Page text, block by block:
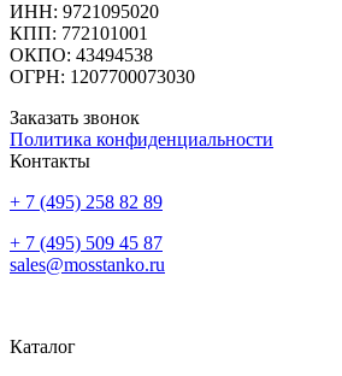
ИНН: 9721095020
КПП: 772101001
ОКПО: 43494538
ОГРН: 1207700073030
Заказать звонок
Политика конфиденциальности
Контакты
+ 7 (495) 258 82 89
+ 7 (495) 509 45 87
sales@mosstanko.ru
Каталог